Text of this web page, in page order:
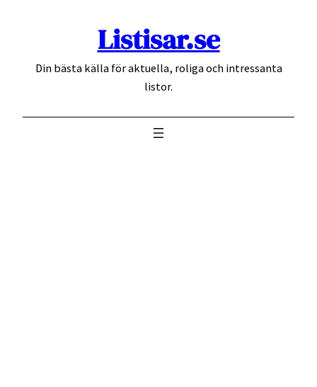
Listisar.se
Din bästa källa för aktuella, roliga och intressanta
listor.